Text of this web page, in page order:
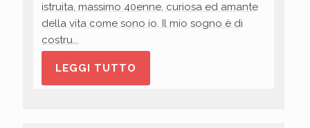
istruita, massimo 40enne, curiosa ed amante
della vita come sono io. Il mio sogno è di
costru...
LEGGI TUTTO